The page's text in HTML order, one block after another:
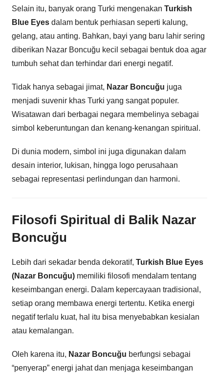
Selain itu, banyak orang Turki mengenakan Turkish
Blue Eyes dalam bentuk perhiasan seperti kalung,
gelang, atau anting. Bahkan, bayi yang baru lahir sering
diberikan Nazar Boncuğu kecil sebagai bentuk doa agar
tumbuh sehat dan terhindar dari energi negatif.
Tidak hanya sebagai jimat, Nazar Boncuğu juga
menjadi suvenir khas Turki yang sangat populer.
Wisatawan dari berbagai negara membelinya sebagai
simbol keberuntungan dan kenang-kenangan spiritual.
Di dunia modern, simbol ini juga digunakan dalam
desain interior, lukisan, hingga logo perusahaan
sebagai representasi perlindungan dan harmoni.
Filosofi Spiritual di Balik Nazar
Boncuğu
Lebih dari sekadar benda dekoratif, Turkish Blue Eyes
(Nazar Boncuğu) memiliki filosofi mendalam tentang
keseimbangan energi. Dalam kepercayaan tradisional,
setiap orang membawa energi tertentu. Ketika energi
negatif terlalu kuat, hal itu bisa menyebabkan kesialan
atau kemalangan.
Oleh karena itu, Nazar Boncuğu berfungsi sebagai
“penyerap” energi jahat dan menjaga keseimbangan